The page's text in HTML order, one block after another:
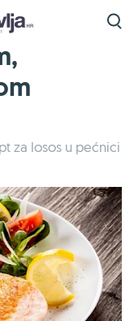
za losos u pećnici